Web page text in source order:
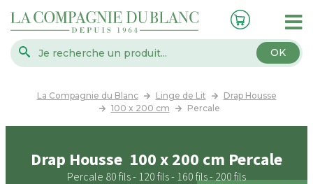
OK
La Compagnie du Blanc Linge de Lit
Drap Housse
100 x 200 cm
Percale
Drap Housse 100 x 200 cm Percale
Percale 80 fils - 120 fils - 160 fils - 200 fils